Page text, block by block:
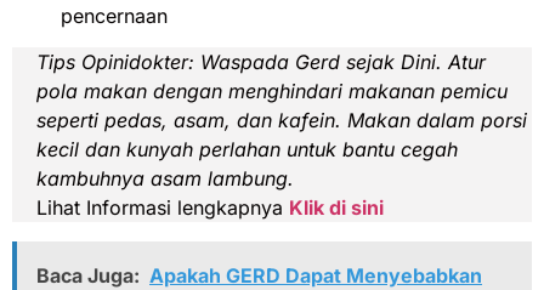
pencernaan
Tips Opinidokter: Waspada Gerd sejak Dini. Atur
pola makan dengan menghindari makanan pemicu
seperti pedas, asam, dan kafein. Makan dalam porsi
kecil dan kunyah perlahan untuk bantu cegah
kambuhnya asam lambung.
Lihat Informasi lengkapnya Klik di sini
Baca Juga: Apakah GERD Dapat Menyebabkan